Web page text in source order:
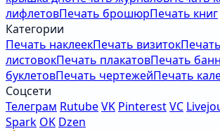
лифлетовПечать брошюрПечать книг
Категории
Печать наклеекПечать визитокПечать
листовокПечать плакатовПечать
буклетовПечать чертежейПечать
Соцсети
Телеграм RutubeVK PinterestVC
Spark OK Dzen